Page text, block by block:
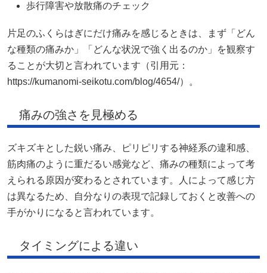
歩行障害や放散痛のチェック
片足のふくらはぎにだけ痛みを感じるときは、まず「どん
な種類の痛みか」「どんな状況で強く出るのか」を観察す
ることが大切と言われています（引用元：
https://kumanomi-seikotu.com/blog/4654/）。
痛みの強さを見極める
ズキズキとした鋭い痛み、ピリピリする神経系の違和感、
筋肉痛のように重だるい感覚など、痛みの種類によって考
えられる原因が変わるとされています。人によって感じ方
は異なるため、自分なりの表現で記録しておくと改善への
手がかりになると言われています。
タイミングによる違い